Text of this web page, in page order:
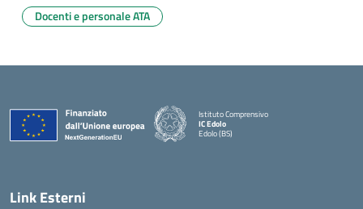
Docenti e personale ATA
Istituto Comprensivo
IC Edolo
Edolo (BS)
Link Esterni